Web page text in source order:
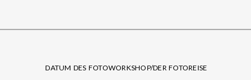
DATUM DES FOTOWORKSHOP/DER FOTOREISE